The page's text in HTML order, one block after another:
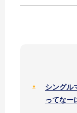
シングル
ってなー